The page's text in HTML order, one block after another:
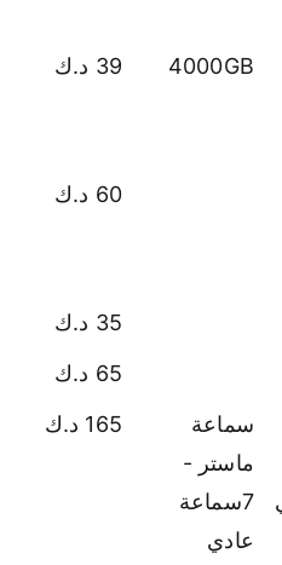
4000GB 39 د.ك
60 د.ك
35 د.ك
65 د.ك
سماعة
ماستر -
7سماعة
عادي
165 د.ك